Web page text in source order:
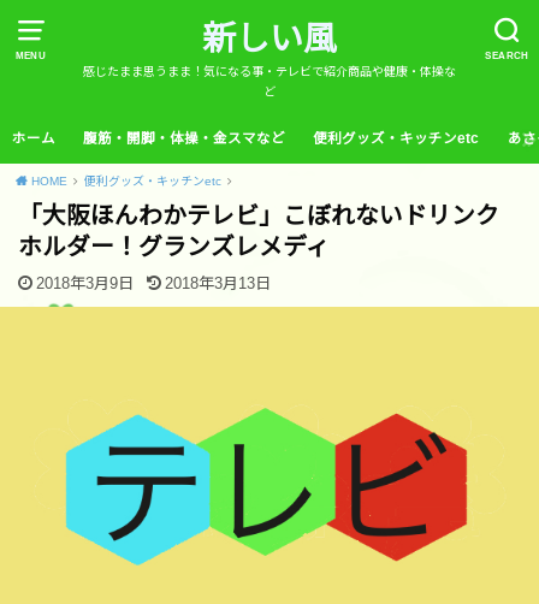
MENU SEARCH
新しい風
感じたまま思うまま！気になる事・テレビで紹介商品や健康・体操な
ど
ホーム 腹筋・開脚・体操・金スマなど 便利グッズ・キッチンetc あ
HOME 便利グッズ・キッチンetc
「大阪ほんわかテレビ」こぼれないドリンク
ホルダー！グランズレメディ
2018年3月9日 2018年3月13日